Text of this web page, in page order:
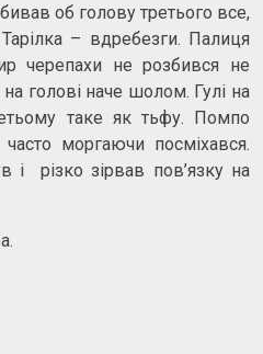
об голову третього все,
– вдребезги. Палиця
черепахи не розбився не
голові наче шолом. Гулі на
таке як тьфу. Помпо
моргаючи посміхався.
і різко зірвав пов’язку на